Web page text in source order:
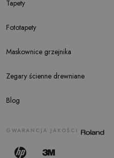
Tapety
Fototapety
Maskownice grzejnika
Zegary ścienne drewniane
Blog
GWARANCJA JAKOŚCI